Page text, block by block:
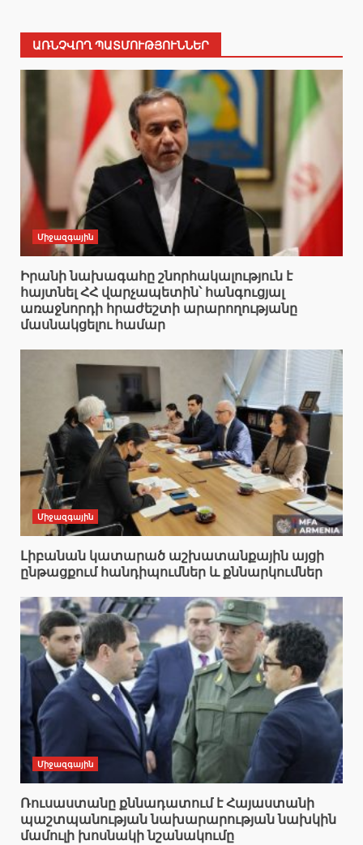
ԱՌՆՉՎՈՂ ՊԱՏՄՈՒԹՅՈՒՆՆԵՐ
Միջազգային
Իրանի նախագահը շնորհակալություն է
հայտնել ՀՀ վարչապետին՝ հանգուցյալ
առաջնորդի հրաժեշտի արարողությանը
մասնակցելու համար
Միջազգային
Լիբանան կատարած աշխատանքային այցի
ընթացքում հանդիպումներ և քննարկումներ
Միջազգային
Ռուսաստանը քննադատում է Հայաստանի
պաշտպանության նախարարության նախկին
մամուլի խոսնակի նշանակումը